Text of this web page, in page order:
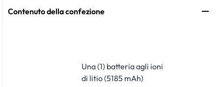
Contenuto della confezione
Una (1) batteria agli ioni
di litio (5185 mAh)